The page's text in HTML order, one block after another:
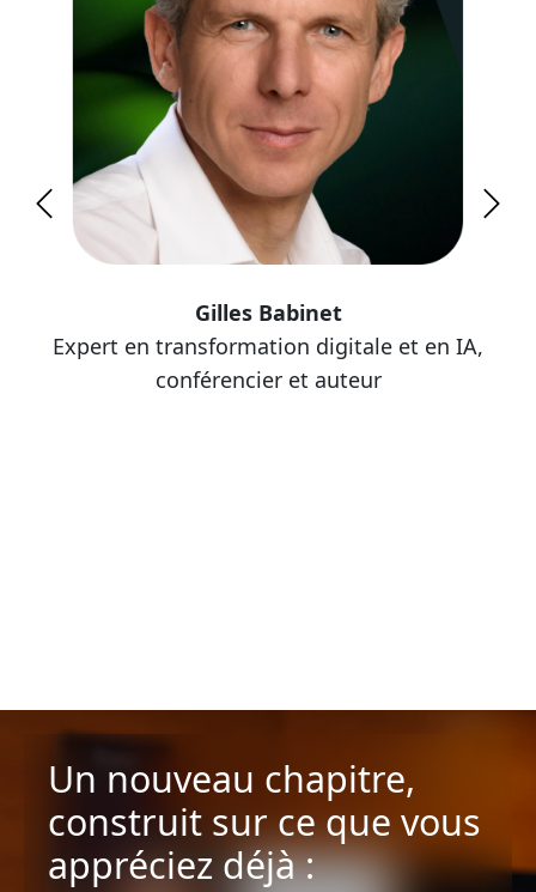
Gilles Babinet
Expert en transformation digitale et en IA,
conférencier et auteur
Previous Next
Un nouveau chapitre,
construit sur ce que vous
appréciez déjà :